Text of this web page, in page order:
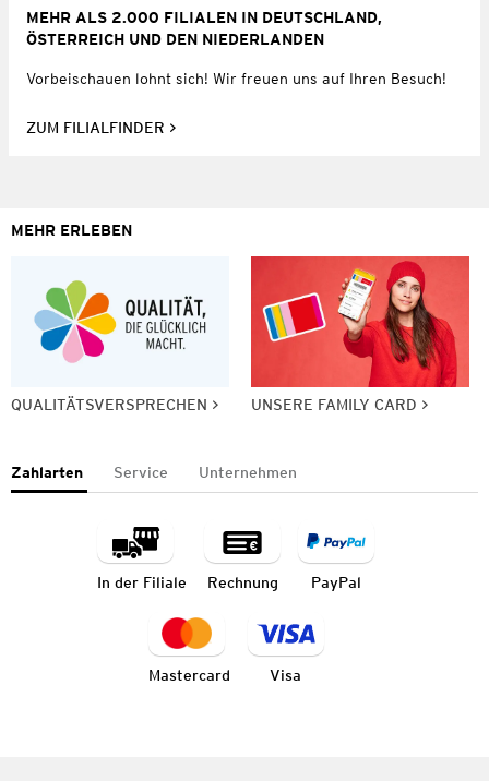
MEHR ALS 2.000 FILIALEN IN DEUTSCHLAND,
ÖSTERREICH UND DEN NIEDERLANDEN
Vorbeischauen lohnt sich! Wir freuen uns auf Ihren Besuch!
ZUM FILIALFINDER
MEHR ERLEBEN
QUALITÄTSVERSPRECHEN UNSERE FAMILY CARD
Zahlarten Service Unternehmen
In der Filiale Rechnung PayPal
Mastercard Visa